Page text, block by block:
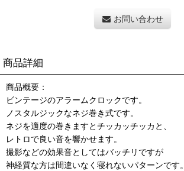
お問い合わせ
商品詳細
商品概要：
ビンテージのアラームクロックです。
ノスタルジックなネジ巻き式です。
ネジを適度の巻きますとチッカッチッカと、
レトロで良い音を響かせます。
撮影などの効果音としてはバッチリですが
神経質な方は間違いなく寝れないパターンです。